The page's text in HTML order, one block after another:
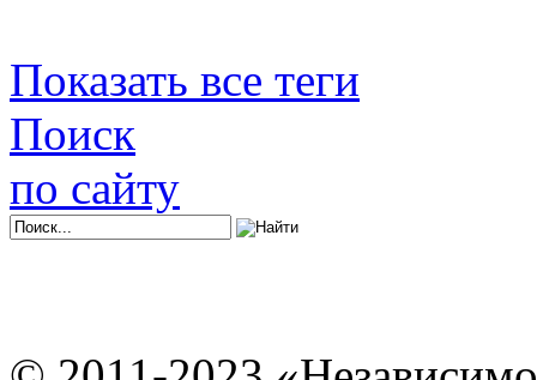
Показать все теги
Поиск
по сайту